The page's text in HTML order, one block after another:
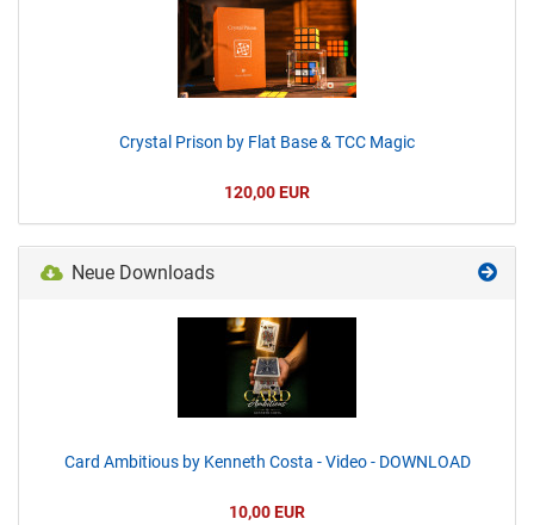
Crystal Prison by Flat Base & TCC Magic
120,00 EUR
Neue Downloads
Card Ambitious by Kenneth Costa - Video - DOWNLOAD
10,00 EUR